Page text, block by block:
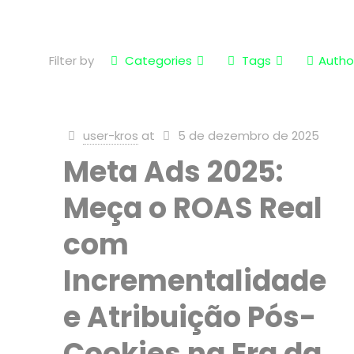
Filter by Categories Tags
user-kros at 5 de dezembro de 2025
Meta Ads 2025:
Meça o ROAS Real
com
Incrementalidade
e Atribuição Pós-